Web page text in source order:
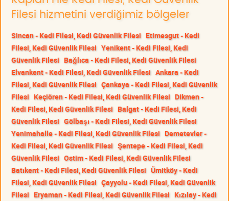
Filesi hizmetini verdiğimiz bölgeler
Sincan - Kedi Filesi, Kedi Güvenlik Filesi Etimesgut - Kedi
Filesi, Kedi Güvenlik Filesi Yenikent - Kedi Filesi, Kedi
Güvenlik Filesi Bağlıca - Kedi Filesi, Kedi Güvenlik Filesi
Elvankent - Kedi Filesi, Kedi Güvenlik Filesi Ankara - Kedi
Filesi, Kedi Güvenlik Filesi Çankaya - Kedi Filesi, Kedi Güvenlik
Filesi Keçiören - Kedi Filesi, Kedi Güvenlik Filesi Dikmen -
Kedi Filesi, Kedi Güvenlik Filesi Balgat - Kedi Filesi, Kedi
Güvenlik Filesi Gölbaşı - Kedi Filesi, Kedi Güvenlik Filesi
Yenimahalle - Kedi Filesi, Kedi Güvenlik Filesi Demetevler -
Kedi Filesi, Kedi Güvenlik Filesi Şentepe - Kedi Filesi, Kedi
Güvenlik Filesi Ostim - Kedi Filesi, Kedi Güvenlik Filesi
Batıkent - Kedi Filesi, Kedi Güvenlik Filesi Ümitköy - Kedi
Filesi, Kedi Güvenlik Filesi Çayyolu - Kedi Filesi, Kedi Güvenlik
Filesi Eryaman - Kedi Filesi, Kedi Güvenlik Filesi Kızılay - Kedi